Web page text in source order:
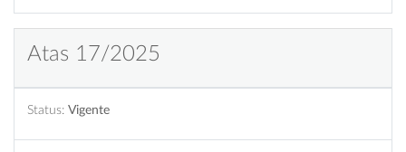
Atas 17/2025
Status: Vigente